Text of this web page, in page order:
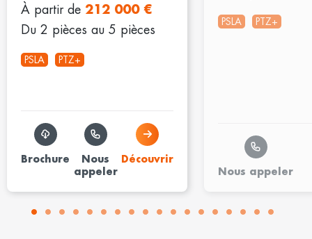
À partir de 212 000 €
Du 2 pièces au 5 pièces
PSLA PTZ+
Brochure
Nous
appeler
Découvrir
PSLA PTZ+
Nous appeler